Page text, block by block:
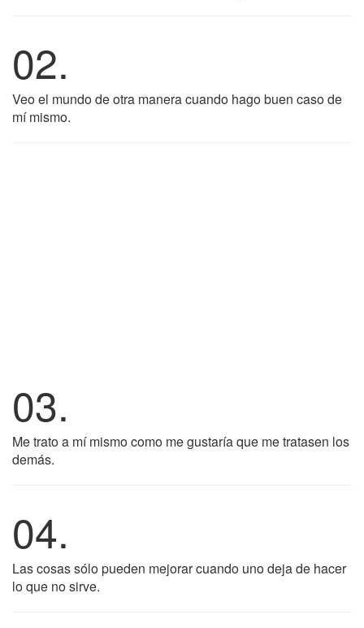
02.
Veo el mundo de otra manera cuando hago buen caso de
mí mismo.
03.
Me trato a mí mismo como me gustaría que me tratasen los
demás.
04.
Las cosas sólo pueden mejorar cuando uno deja de hacer
lo que no sirve.